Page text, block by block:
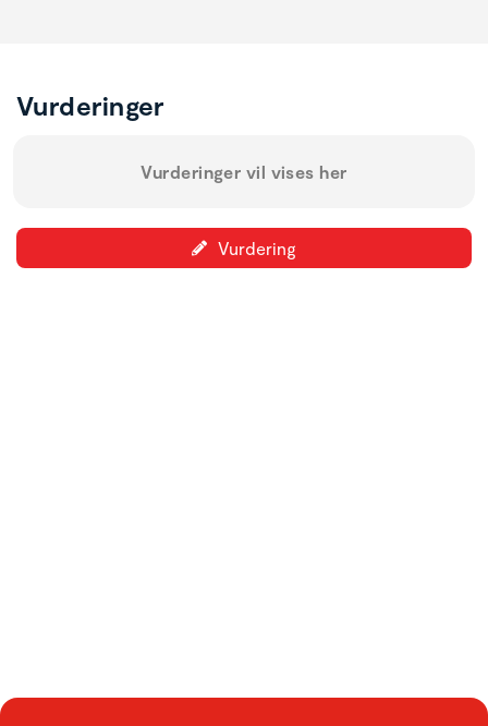
Vurderinger
Vurderinger vil vises her
Vurdering